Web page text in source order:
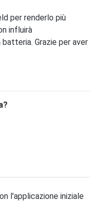
per renderlo più
influirà
Grazie per aver
l'applicazione iniziale